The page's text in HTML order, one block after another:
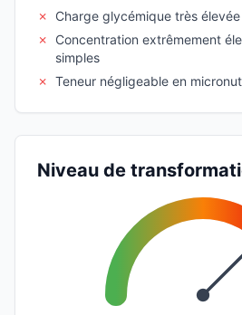
✗
Charge glycémique très
✗
Concentration extrêmement
simples
✗ Teneur négligeable en
Niveau de